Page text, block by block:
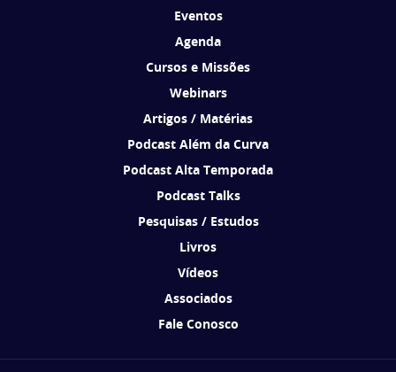
Eventos
Agenda
Cursos e Missões
Webinars
Artigos / Matérias
Podcast Além da Curva
Podcast Alta Temporada
Podcast Talks
Pesquisas / Estudos
Livros
Vídeos
Associados
Fale Conosco